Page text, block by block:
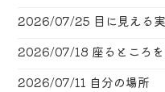
2026/07/25 目に見える
2026/07/18 座るところ
2026/07/11 自分の場所